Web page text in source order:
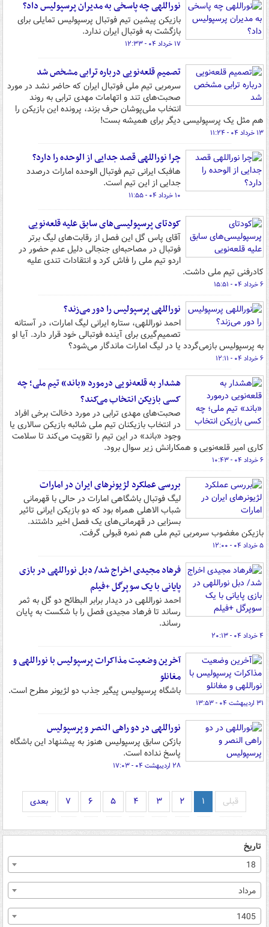
نوراللهی چه پاسخی به مدیران پرسپولیس داد؟
بازیکن پیشین تیم فوتبال پرسپولیس تمایلی برای
بازگشت به فوتبال ایران ندارد.
۱۷ خرداد ۰۴ - ۱۲:۳۳
تصمیم قلعه‌نویی درباره ترابی مشخص شد
سرمربی تیم ملی فوتبال ایران که حاضر نشد در مورد
صحبت‌های تند و اتهامات مهدی ترابی به روند
انتخاب ملی‌پوشان حرف بزند، پرونده این بازیکن را
هم مثل یک پرسپولیسی دیگر برای همیشه بست!
۱۳ خرداد ۰۴ - ۱۱:۲۴
چرا نوراللهی قصد جدایی از الوحده را دارد؟
هافبک ایرانی تیم فوتبال الوحده امارات درصدد
جدایی از این تیم است.
۱۰ خرداد ۰۴ - ۱۱:۵۵
کودتای پرسپولیسی‌های سابق علیه قلعه‌نویی
آقای پاس گل این فصل از رقابت‌های لیگ برتر
فوتبال در مصاحبه‌ای جنجالی دلیل عدم حضور در
اردو تیم ملی را فاش کرد و انتقادات تندی علیه
کادرفنی تیم ملی داشت.
۶ خرداد ۰۴ - ۱۵:۵۱
نوراللهی پرسپولیس را دور می‌زند؟
احمد نوراللهی، ستاره ایرانی لیگ امارات، در آستانه
تصمیم‌گیری برای آینده فوتبالی خود قرار دارد. آیا او
به پرسپولیس بازمی‌گردد یا در لیگ امارات ماندگار می‌شود؟
۶ خرداد ۰۴ - ۱۲:۱۱
هشدار به قلعه‌نویی درمورد «باند» تیم ملی؛ چه
کسی بازیکن انتخاب می‌کند؟
صحبت‌های مهدی ترابی در مورد دخالت برخی افراد
در انتخاب بازیکنان تیم ملی شائبه بازیکن سالاری یا
وجود «باند» در این تیم را تقویت می‌کند تا سلامت
کاری امیر قلعه‌نویی و همکارانش زیر سوال برود.
۶ خرداد ۰۴ - ۱۰:۴۳
بررسی عملکرد لژیونرهای ایران در امارات
لیگ فوتبال باشگاهی امارات در حالی با قهرمانی
شباب الاهلی همراه بود که دو بازیکن ایرانی تاثیر
بسزایی در قهرمانی‌های یک فصل اخیر داشتند.
بازیکن مغضوب سرمربی تیم ملی هم نمره قبولی گرفت.
۵ خرداد ۰۴ - ۱۲:۰۰
فرهاد مجیدی اخراج شد/ دبل نوراللهی در بازی
پایانی با یک سوپرگل +فیلم
احمد نوراللهی در دیدار برابر البطائح دو گل به ثمر
رساند تا فرهاد مجیدی فصل را با شکست به پایان
رساند.
۴ خرداد ۰۴ - ۲۰:۱۳
آخرین وضعیت مذاکرات پرسپولیس با نوراللهی و
مغانلو
باشگاه پرسپولیس پیگیر جذب دو لژیونر مطرح است.
۳۱ اردیبهشت ۰۴ - ۱۳:۵۳
نوراللهی در دو راهی النصر و پرسپولیس
بازکن سابق پرسپولیس هنوز به پیشنهاد این باشگاه
پاسخ نداده است.
۲۸ اردیبهشت ۰۴ - ۱۷:۰۳
قبلی ۱ ۲ ۳ ۴ ۵ ۶ ۷ بعدی
تاریخ
18
مرداد
1405